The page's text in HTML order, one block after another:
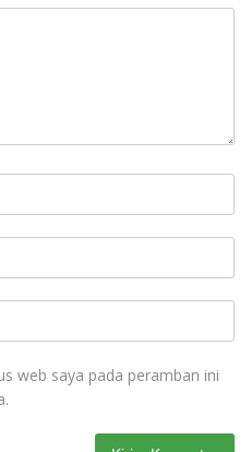
web saya pada peramban ini